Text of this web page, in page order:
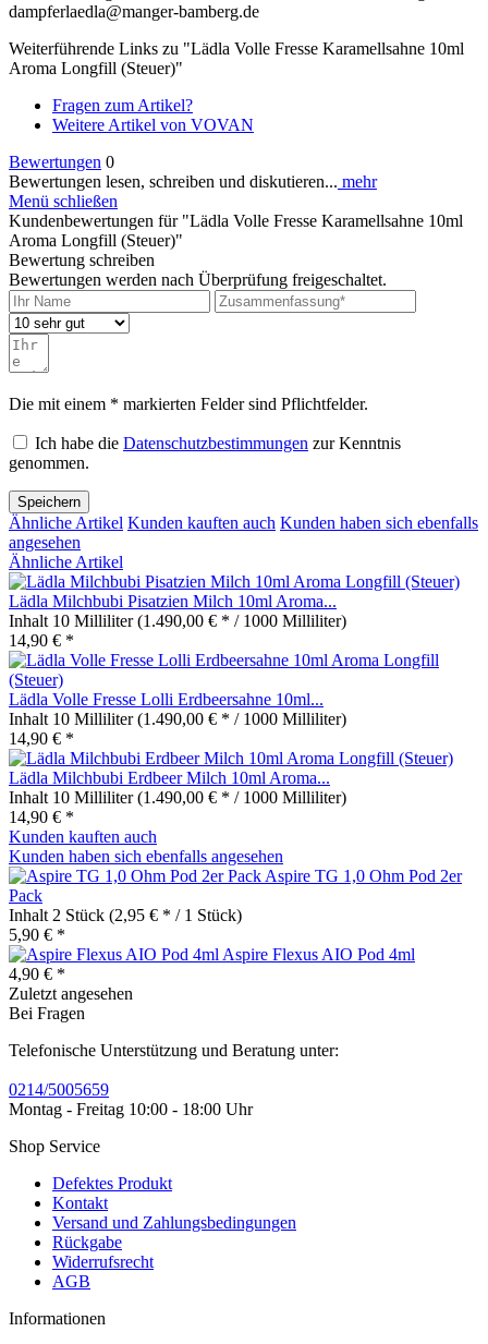
dampferlaedla@manger-bamberg.de
Weiterführende Links zu "Lädla Volle Fresse Karamellsahne 10ml
Aroma Longfill (Steuer)"
Fragen zum Artikel?
Weitere Artikel von VOVAN
Bewertungen 0
Bewertungen lesen, schreiben und diskutieren... mehr
Menü schließen
Kundenbewertungen für "Lädla Volle Fresse Karamellsahne 10ml
Aroma Longfill (Steuer)"
Bewertung schreiben
Bewertungen werden nach Überprüfung freigeschaltet.
Die mit einem * markierten Felder sind Pflichtfelder.
Ich habe die Datenschutzbestimmungen zur Kenntnis
genommen.
Speichern
Ähnliche Artikel Kunden kauften auch Kunden haben sich ebenfalls
angesehen
Ähnliche Artikel
Lädla Milchbubi Pisatzien Milch 10ml Aroma...
Inhalt 10 Milliliter(1.490,00 € * / 1000 Milliliter)
14,90 € *
Lädla Volle Fresse Lolli Erdbeersahne 10ml...
Inhalt 10 Milliliter(1.490,00 € * / 1000 Milliliter)
14,90 € *
Lädla Milchbubi Erdbeer Milch 10ml Aroma...
Inhalt 10 Milliliter(1.490,00 € * / 1000 Milliliter)
14,90 € *
Kunden kauften auch
Kunden haben sich ebenfalls angesehen
Aspire TG 1,0 Ohm Pod 2er
Pack
Inhalt 2 Stück (2,95 € * / 1 Stück)
5,90 € *
Aspire Flexus AIO Pod 4ml
4,90 € *
Zuletzt angesehen
Bei Fragen
Telefonische Unterstützung und Beratung unter:
0214/5005659
Montag - Freitag 10:00 - 18:00 Uhr
Shop Service
Defektes Produkt
Kontakt
Versand und Zahlungsbedingungen
Rückgabe
Widerrufsrecht
AGB
Informationen